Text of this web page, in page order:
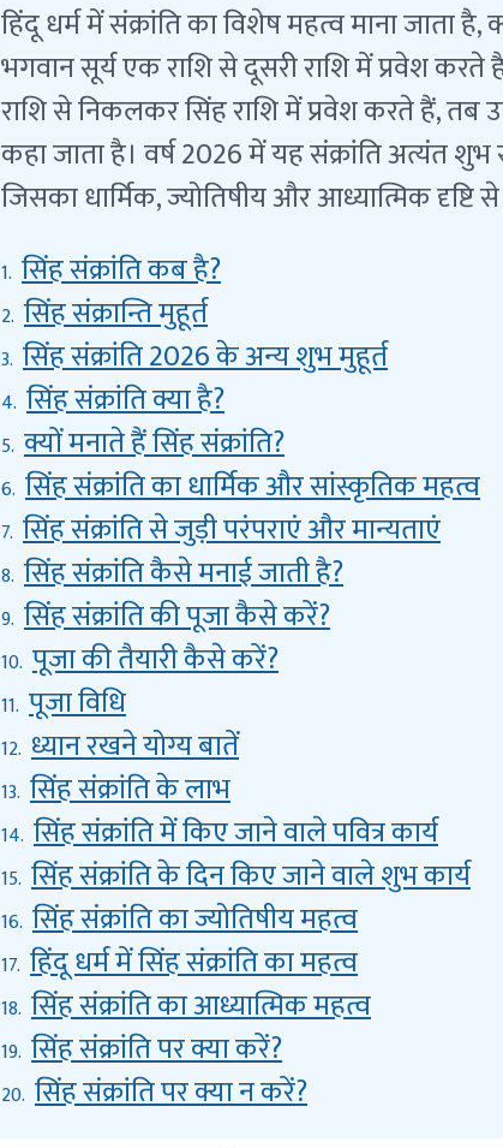
हिंदू धर्म में संक्रांति का विशेष महत्व माना जाता
भगवान सूर्य एक राशि से दूसरी राशि में प्रवेश
राशि से निकलकर सिंह राशि में प्रवेश करते हैं, तब
कहा जाता है। वर्ष 2026 में यह संक्रांति अत्यंत
जिसका धार्मिक, ज्योतिषीय और आध्यात्मिक दृष्टि
1. सिंह संक्रांति कब है?
2. सिंह संक्रान्ति मुहूर्त
3. सिंह संक्रांति 2026 के अन्य शुभ मुहूर्त
4. सिंह संक्रांति क्या है?
5. क्यों मनाते हैं सिंह संक्रांति?
6. सिंह संक्रांति का धार्मिक और सांस्कृतिक महत्व
7. सिंह संक्रांति से जुड़ी परंपराएं और मान्यताएं
8. सिंह संक्रांति कैसे मनाई जाती है?
9. सिंह संक्रांति की पूजा कैसे करें?
10. पूजा की तैयारी कैसे करें?
11. पूजा विधि
12. ध्यान रखने योग्य बातें
13. सिंह संक्रांति के लाभ
14. सिंह संक्रांति में किए जाने वाले पवित्र कार्य
15. सिंह संक्रांति के दिन किए जाने वाले शुभ कार्य
16. सिंह संक्रांति का ज्योतिषीय महत्व
17. हिंदू धर्म में सिंह संक्रांति का महत्व
18. सिंह संक्रांति का आध्यात्मिक महत्व
19. सिंह संक्रांति पर क्या करें?
20. सिंह संक्रांति पर क्या न करें?